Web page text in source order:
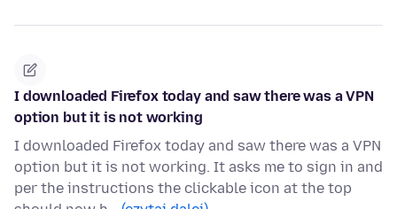
I downloaded Firefox today and saw there was a VPN
option but it is not working
I downloaded Firefox today and saw there was a VPN
option but it is not working. It asks me to sign in and
per the instructions the clickable icon at the top